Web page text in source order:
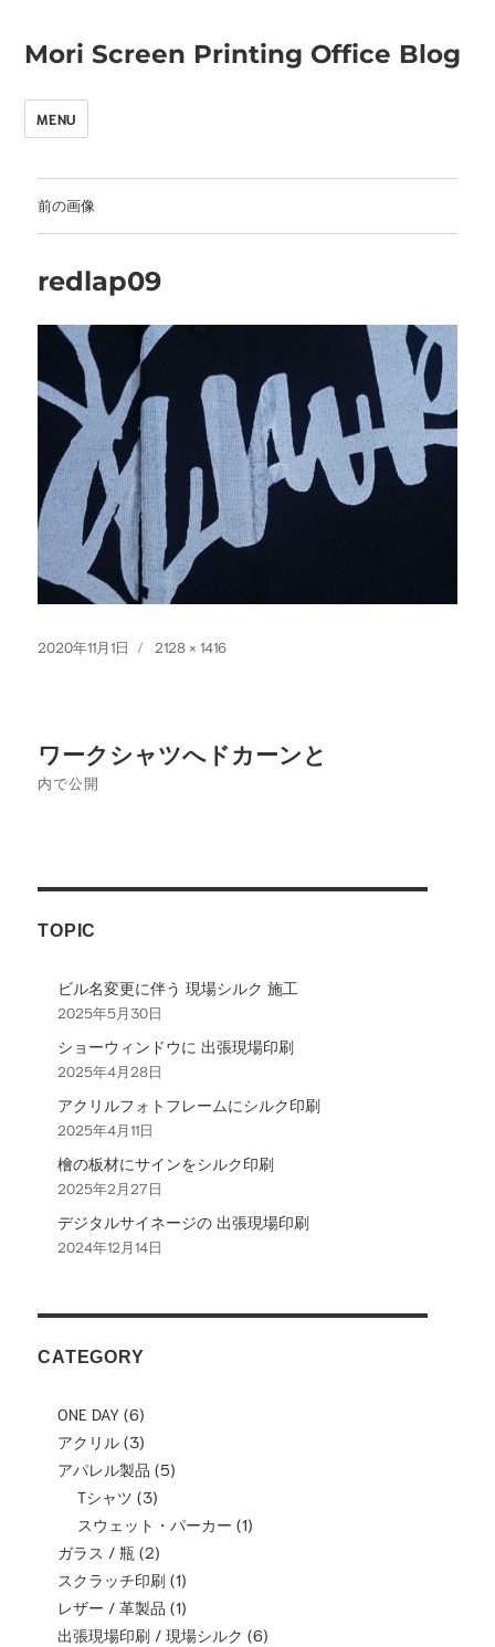
Mori Screen Printing Office Blog
MENU
前の画像
redlap09
投
2020年11月1日
フ
2128 × 1416
稿
ゲ
ー
シ
ョ
ン
ワークシャツへドカーンと
内で公開
TOPIC
ビル名変更に伴う 現場シルク 施工
2025年5月30日
ショーウィンドウに 出張現場印刷
2025年4月28日
アクリルフォトフレームにシルク印刷
2025年4月11日
檜の板材にサインをシルク印刷
2025年2月27日
デジタルサイネージの 出張現場印刷
2024年12月14日
CATEGORY
ONE DAY (6)
アクリル (3)
アパレル製品 (5)
Tシャツ (3)
スウェット・パーカー (1)
ガラス / 瓶 (2)
スクラッチ印刷 (1)
レザー / 革製品 (1)
出張現場印刷 / 現場シルク (6)